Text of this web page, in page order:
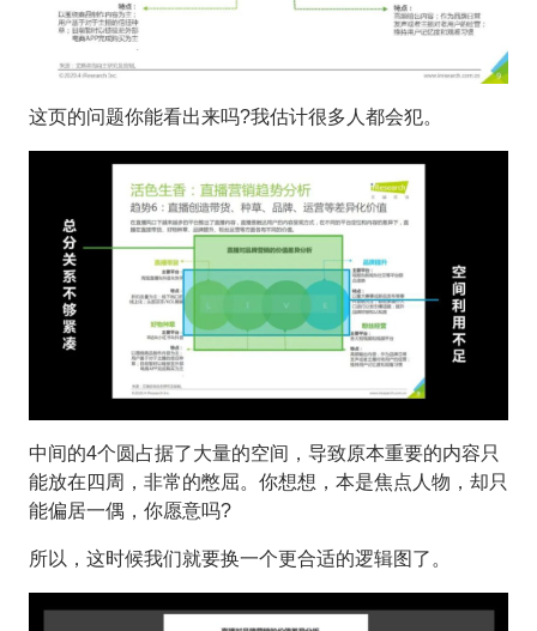
这页的问题你能看出来吗?我估计很多人都会犯。
中间的4个圆占据了大量的空间，导致原本重要的内容只
能放在四周，非常的憋屈。你想想，本是焦点人物，却只
能偏居一偶，你愿意吗?
所以，这时候我们就要换一个更合适的逻辑图了。